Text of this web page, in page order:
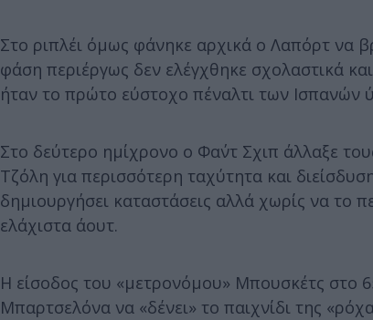
Στο ριπλέι όμως φάνηκε αρχικά ο Λαπόρτ να
φάση περιέργως δεν ελέγχθηκε σχολαστικά
ήταν το πρώτο εύστοχο πέναλτι των Ισπανών
Στο δεύτερο ημίχρονο ο Φαν΄τ Σχιπ άλλαξε
Τζόλη για περισσότερη ταχύτητα και
δημιουργήσει καταστάσεις αλλά χωρίς να το
ελάχιστα άουτ.
Η είσοδος του «μετρονόμου» Μπουσκέτς στο
Μπαρτσελόνα να «δένει» το παιχνίδι της